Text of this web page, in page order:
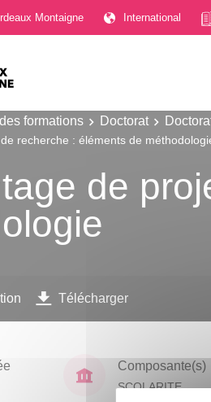
Montaigne International
formations Doctorat
recherche : éléments de
de
Télécharger
Composante(s)
SCOLARITE